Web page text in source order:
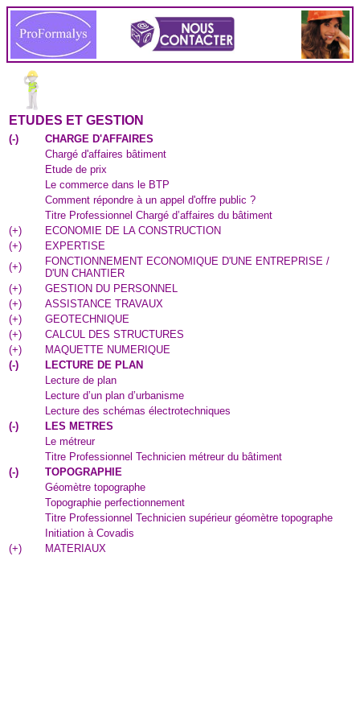
ETUDES ET GESTION
(-)
CHARGE D'AFFAIRES
Chargé d'affaires bâtiment
Etude de prix
Le commerce dans le BTP
Comment répondre à un appel d'offre public ?
Titre Professionnel Chargé d’affaires du bâtiment
(+)
ECONOMIE DE LA CONSTRUCTION
(+)
EXPERTISE
(+)
FONCTIONNEMENT ECONOMIQUE D'UNE ENTREPRISE /
D'UN CHANTIER
(+)
GESTION DU PERSONNEL
(+)
ASSISTANCE TRAVAUX
(+)
GEOTECHNIQUE
(+)
CALCUL DES STRUCTURES
(+)
MAQUETTE NUMERIQUE
(-)
LECTURE DE PLAN
Lecture de plan
Lecture d’un plan d’urbanisme
Lecture des schémas électrotechniques
(-)
LES METRES
Le métreur
Titre Professionnel Technicien métreur du bâtiment
(-)
TOPOGRAPHIE
Géomètre topographe
Topographie perfectionnement
Titre Professionnel Technicien supérieur géomètre topographe
Initiation à Covadis
(+) MATERIAUX